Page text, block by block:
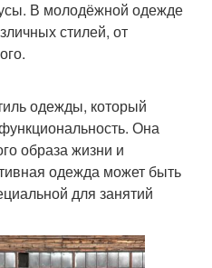
В молодёжной одежде
стилей, от
одежды, который
Она
образа жизни и
одежда может быть
для занятий